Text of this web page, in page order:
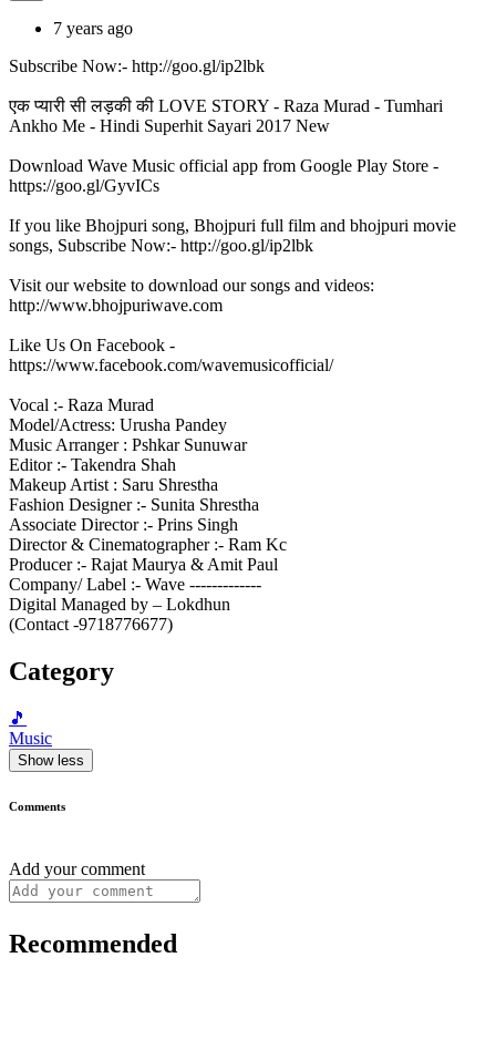
7 years ago
Subscribe Now:- http://goo.gl/ip2lbk
एक प्यारी सी लड़की की LOVE STORY - Raza Murad - Tumhari
Ankho Me - Hindi Superhit Sayari 2017 New
Download Wave Music official app from Google Play Store -
https://goo.gl/GyvICs
If you like Bhojpuri song, Bhojpuri full film and bhojpuri movie
songs, Subscribe Now:- http://goo.gl/ip2lbk
Visit our website to download our songs and videos:
http://www.bhojpuriwave.com
Like Us On Facebook -
https://www.facebook.com/wavemusicofficial/
Vocal :- Raza Murad
Model/Actress: Urusha Pandey
Music Arranger : Pshkar Sunuwar
Editor :- Takendra Shah
Makeup Artist : Saru Shrestha
Fashion Designer :- Sunita Shrestha
Associate Director :- Prins Singh
Director & Cinematographer :- Ram Kc
Producer :- Rajat Maurya & Amit Paul
Company/ Label :- Wave -------------
Digital Managed by – Lokdhun
(Contact -9718776677)
Category
🎵
Music
Show less
Comments
Add your comment
Recommended